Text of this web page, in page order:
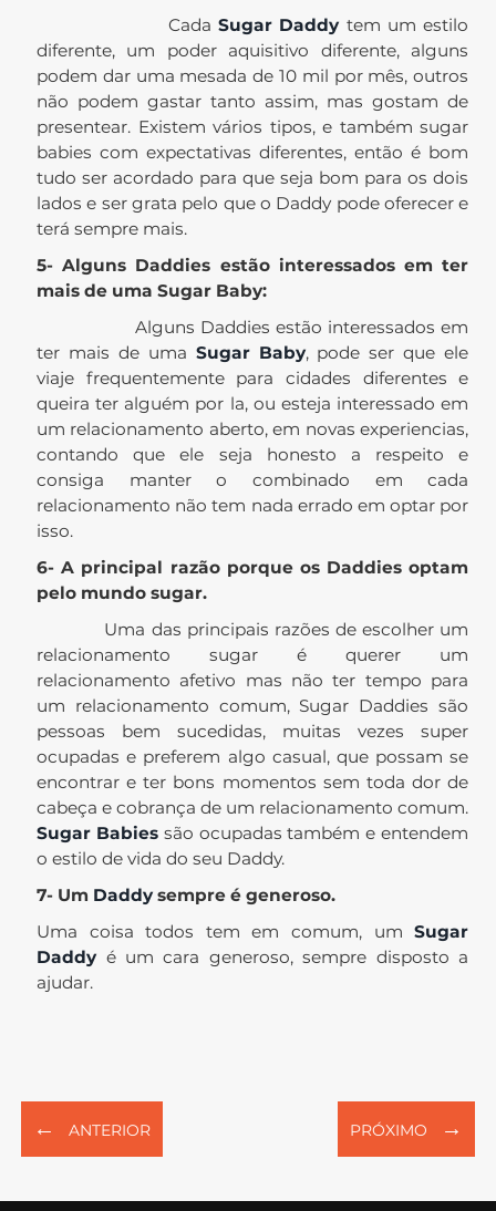
Cada Sugar Daddy tem um estilo
diferente, um poder aquisitivo diferente, alguns
podem dar uma mesada de 10 mil por mês, outros
não podem gastar tanto assim, mas gostam de
presentear. Existem vários tipos, e também sugar
babies com expectativas diferentes, então é bom
tudo ser acordado para que seja bom para os dois
lados e ser grata pelo que o Daddy pode oferecer e
terá sempre mais.
5- Alguns Daddies estão interessados em ter
mais de uma Sugar Baby:
Alguns Daddies estão interessados em
ter mais de uma Sugar Baby, pode ser que ele
viaje frequentemente para cidades diferentes e
queira ter alguém por la, ou esteja interessado em
um relacionamento aberto, em novas experiencias,
contando que ele seja honesto a respeito e
consiga manter o combinado em cada
relacionamento não tem nada errado em optar por
isso.
6- A principal razão porque os Daddies optam
pelo mundo sugar.
Uma das principais razões de escolher um
relacionamento sugar é querer um
relacionamento afetivo mas não ter tempo para
um relacionamento comum, Sugar Daddies são
pessoas bem sucedidas, muitas vezes super
ocupadas e preferem algo casual, que possam se
encontrar e ter bons momentos sem toda dor de
cabeça e cobrança de um relacionamento comum.
Sugar Babiessão ocupadas também e entendem
o estilo de vida do seu Daddy.
7- Um Daddysempre é generoso.
Uma coisa todos tem em comum, umSugar
Daddy é um cara generoso, sempre disposto a
ajudar.
← ANTERIOR PRÓXIMO →